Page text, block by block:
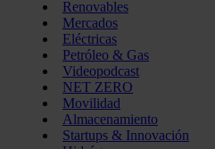
Renovables
Mercados
Eléctricas
Petróleo & Gas
Videopodcast
NET ZERO
Movilidad
Almacenamiento
Startups & Innovación